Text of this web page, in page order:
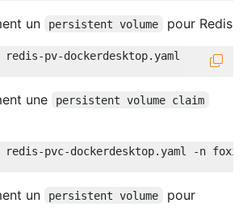
un persistent volume pour Redis
une persistent volume claim
un persistent volume
pour